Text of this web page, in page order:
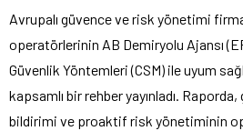
Avrupalı güvence ve risk yönetimi
operatörlerinin AB Demiryolu Ajansı
Güvenlik Yöntemleri (CSM) ile uyum
kapsamlı bir rehber yayınladı.
bildirimi ve proaktif risk yönetiminin